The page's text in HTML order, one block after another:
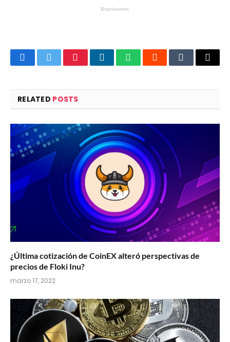
FacebookTwitterPinterestLinkedInWhatsAppRedditTumblrEmail
RELATED POSTS
¿Última cotización de CoinEX alteró perspectivas de
precios de Floki Inu?
marzo 17, 2022